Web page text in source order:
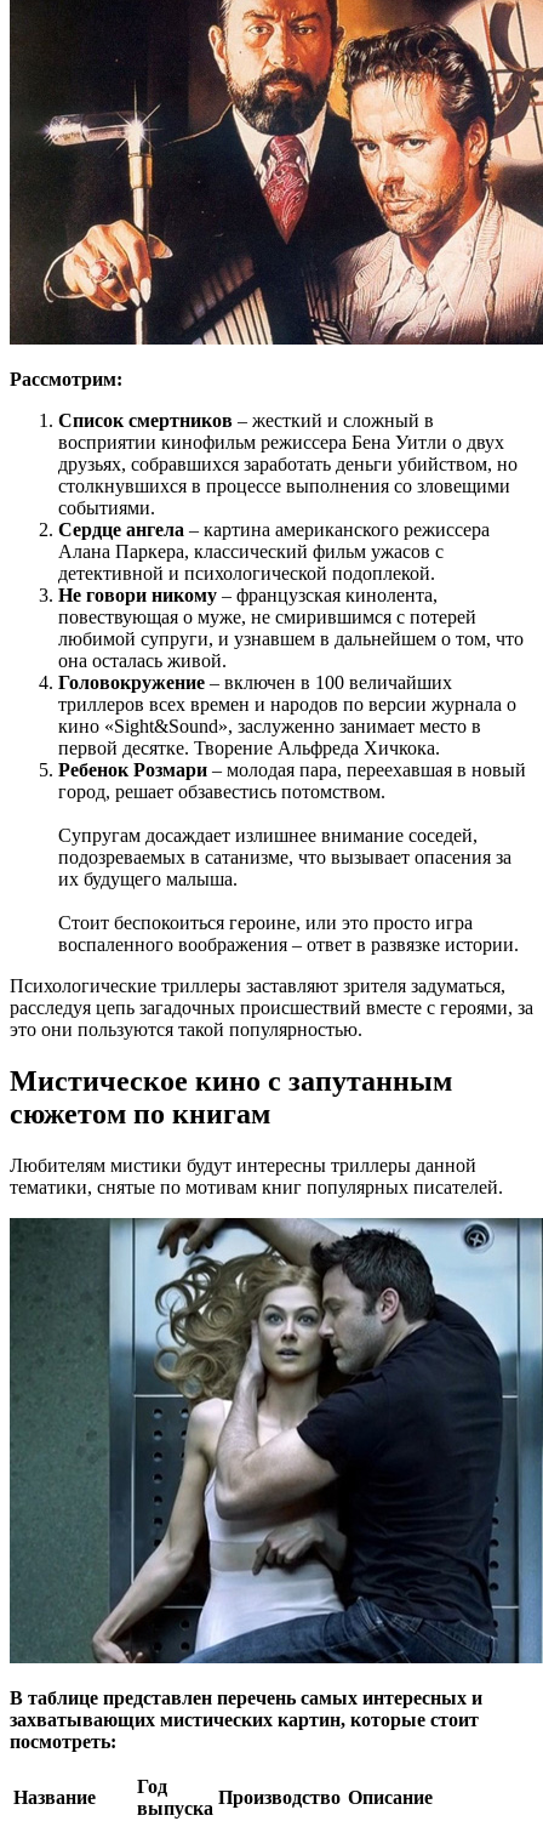
Рассмотрим:
Список смертников – жесткий и сложный в
восприятии кинофильм режиссера Бена Уитли о двух
друзьях, собравшихся заработать деньги убийством, но
столкнувшихся в процессе выполнения со зловещими
событиями.
Сердце ангела – картина американского режиссера
Алана Паркера, классический фильм ужасов с
детективной и психологической подоплекой.
Не говори никому – французская кинолента,
повествующая о муже, не смирившимся с потерей
любимой супруги, и узнавшем в дальнейшем о том, что
она осталась живой.
Головокружение – включен в 100 величайших
триллеров всех времен и народов по версии журнала о
кино «Sight&Sound», заслуженно занимает место в
первой десятке. Творение Альфреда Хичкока.
Ребенок Розмари – молодая пара, переехавшая в новый
город, решает обзавестись потомством.
Супругам досаждает излишнее внимание соседей,
подозреваемых в сатанизме, что вызывает опасения за
их будущего малыша.
Стоит беспокоиться героине, или это просто игра
воспаленного воображения – ответ в развязке истории.
Психологические триллеры заставляют зрителя задуматься,
расследуя цепь загадочных происшествий вместе с героями, за
это они пользуются такой популярностью.
Мистическое кино с запутанным
сюжетом по книгам
Любителям мистики будут интересны триллеры данной
тематики, снятые по мотивам книг популярных писателей.
В таблице представлен перечень самых интересных и
захватывающих мистических картин, которые стоит
посмотреть:
Название
Год
выпуска
Производство Описание